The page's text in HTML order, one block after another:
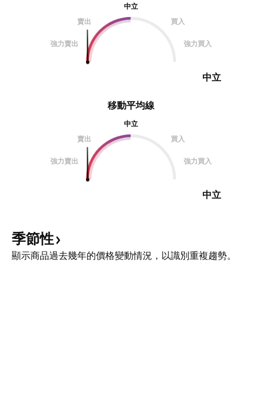
中立
賣出
買入
強力賣出 強力買入
中立
移動平均線
中立
賣出
買入
強力賣出 強力買入
中立
季節性
顯示商品過去幾年的價格變動情況，以識別重複趨勢。